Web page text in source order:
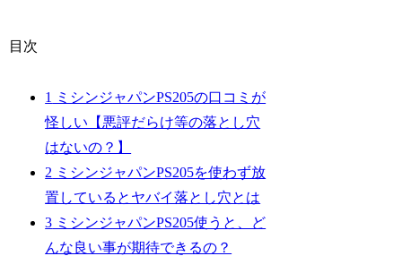
目次
1
ミシンジャパンPS205の口コミが
怪しい【悪評だらけ等の落とし穴
はないの？】
2 ミシンジャパンPS205を使わず放
置しているとヤバイ落とし穴とは
3 ミシンジャパンPS205使うと、ど
んな良い事が期待できるの？